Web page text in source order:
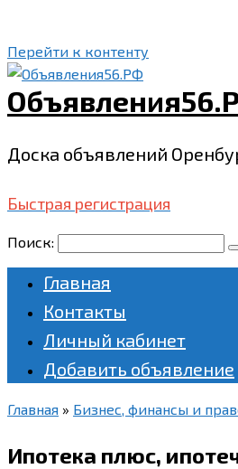
Перейти к контенту
Доска объявлений
Быстрая регистрация
Поиск:
Главная
Контакты
Личный кабинет
Добавить объявление
Главная » Бизнес, финансы и
Ипотека плюс,